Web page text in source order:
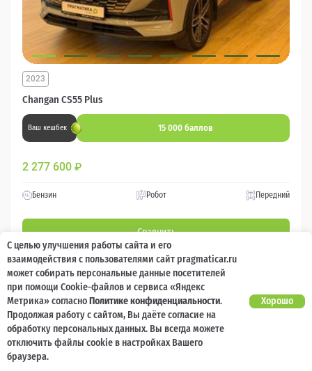
Changan CS55 Plus
2023
Ваш кешбек 15 000 баллов
2 277 600 ₽
Бензин Робот Передний
Сравнить
Подробнее
Перезвоним за минуту
С целью улучшения работы сайта и его
взаимодействия с пользователями сайт pragmaticar.ru
может собирать персональные данные посетителей
при помощи Cookie-файлов и сервиса «Яндекс
Метрика» согласноПолитике конфиденциальности.
Продолжая работу с сайтом, Вы даёте согласие на
обработку персональных данных. Вы всегда можете
отключить файлы cookie в настройках Вашего
браузера.
Хорошо